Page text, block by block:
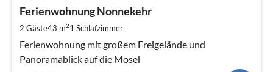
Ferienwohnung Nonnekehr
2 Gäste43 m21 Schlafzimmer
Ferienwohnung mit großem Freigelände und
Panoramablick auf die Mosel